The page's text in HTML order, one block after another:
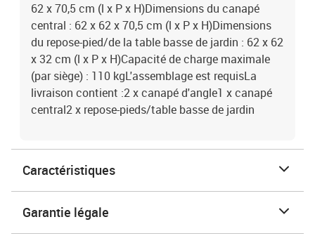
62 x 70,5 cm (l x P x H)Dimensions du canapé
central : 62 x 62 x 70,5 cm (l x P x H)Dimensions
du repose-pied/de la table basse de jardin : 62 x 62
x 32 cm (l x P x H)Capacité de charge maximale
(par siège) : 110 kgL'assemblage est requisLa
livraison contient :2 x canapé d'angle1 x canapé
central2 x repose-pieds/table basse de jardin
Caractéristiques
Garantie légale